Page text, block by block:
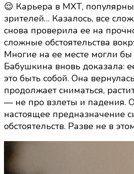
😌 Карьера в МХТ,
зрителей… Казалось, все
снова проверила ее на
сложные обстоятельства
Многие на ее месте могли бы
Бабушкина вновь доказала:
это быть собой. Она
продолжает сниматься,
— не про взлеты и падения.
настоящее предназначение
обстоятельств. Разве не в